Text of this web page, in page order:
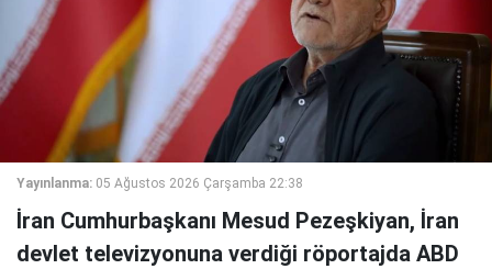
Yayınlanma: 05 Ağustos 2026 Çarşamba 22:38
İran Cumhurbaşkanı Mesud Pezeşkiyan, İran
devlet televizyonuna verdiği röportajda ABD